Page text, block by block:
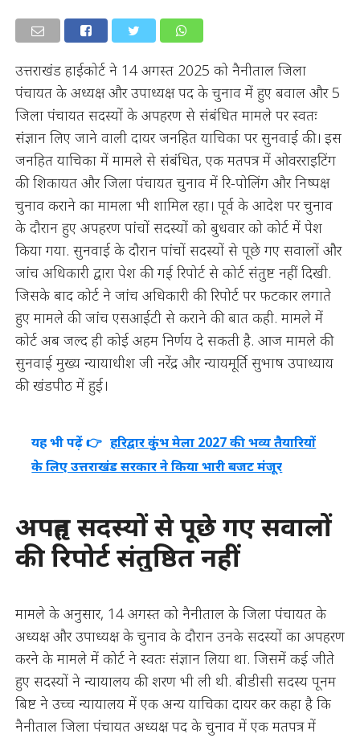
उत्तराखंड हाईकोर्ट ने 14 अगस्त 2025 को नैनीताल जिला
पंचायत के अध्यक्ष और उपाध्यक्ष पद के चुनाव में हुए बवाल और 5
जिला पंचायत सदस्यों के अपहरण से संबंधित मामले पर स्वतः
संज्ञान लिए जाने वाली दायर जनहित याचिका पर सुनवाई की। इस
जनहित याचिका में मामले से संबंधित, एक मतपत्र में ओवरराइटिंग
की शिकायत और जिला पंचायत चुनाव में रि-पोलिंग और निष्पक्ष
चुनाव कराने का मामला भी शामिल रहा। पूर्व के आदेश पर चुनाव
के दौरान हुए अपहरण पांचों सदस्यों को बुधवार को कोर्ट में पेश
किया गया. सुनवाई के दौरान पांचों सदस्यों से पूछे गए सवालों और
जांच अधिकारी द्वारा पेश की गई रिपोर्ट से कोर्ट संतुष्ट नहीं दिखी.
जिसके बाद कोर्ट ने जांच अधिकारी की रिपोर्ट पर फटकार लगाते
हुए मामले की जांच एसआईटी से कराने की बात कही. मामले में
कोर्ट अब जल्द ही कोई अहम निर्णय दे सकती है. आज मामले की
सुनवाई मुख्य न्यायाधीश जी नरेंद्र और न्यायमूर्ति सुभाष उपाध्याय
की खंडपीठ में हुई।
यह भी पढ़ें 👉 हरिद्वार कुंभ मेला 2027 की भव्य तैयारियों
के लिए उत्तराखंड सरकार ने किया भारी बजट मंजूर
अपहृत सदस्यों से पूछे गए सवालों
की रिपोर्ट संतुष्ठित नहीं
मामले के अनुसार, 14 अगस्त को नैनीताल के जिला पंचायत के
अध्यक्ष और उपाध्यक्ष के चुनाव के दौरान उनके सदस्यों का अपहरण
करने के मामले में कोर्ट ने स्वतः संज्ञान लिया था. जिसमें कई जीते
हुए सदस्यों ने न्यायालय की शरण भी ली थी. बीडीसी सदस्य पूनम
बिष्ट ने उच्च न्यायालय में एक अन्य याचिका दायर कर कहा है कि
नैनीताल जिला पंचायत अध्यक्ष पद के चुनाव में एक मतपत्र में